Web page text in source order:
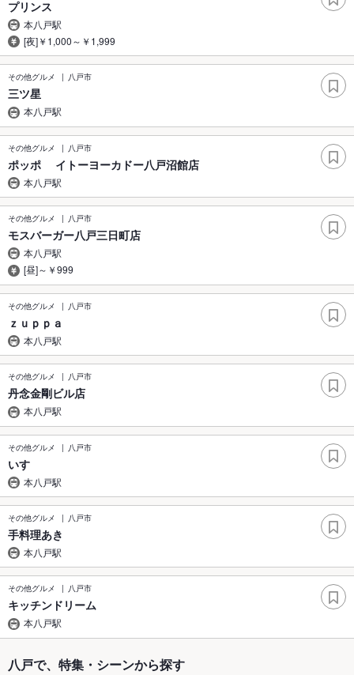
プリンス
本八戸駅
[夜]￥1,000～￥1,999
その他グルメ 八戸市
三ツ星
本八戸駅
その他グルメ 八戸市
ポッポ イトーヨーカドー八戸沼館店
本八戸駅
その他グルメ 八戸市
モスバーガー八戸三日町店
本八戸駅
[昼]～￥999
その他グルメ 八戸市
ｚｕｐｐａ
本八戸駅
その他グルメ 八戸市
丹念金剛ビル店
本八戸駅
その他グルメ 八戸市
いす
本八戸駅
その他グルメ 八戸市
手料理あき
本八戸駅
その他グルメ 八戸市
キッチンドリーム
本八戸駅
八戸で、特集・シーンから探す